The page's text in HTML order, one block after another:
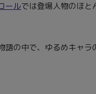
ールでは登場人物のほと
語の中で、ゆるめキャラ